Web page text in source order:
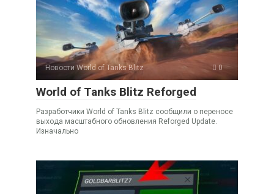
Новости World of Tanks Blitz 0
World of Tanks Blitz Reforged
Разработчики World of Tanks Blitz сообщили о переносе
выхода масштабного обновления Reforged Update.
Изначально